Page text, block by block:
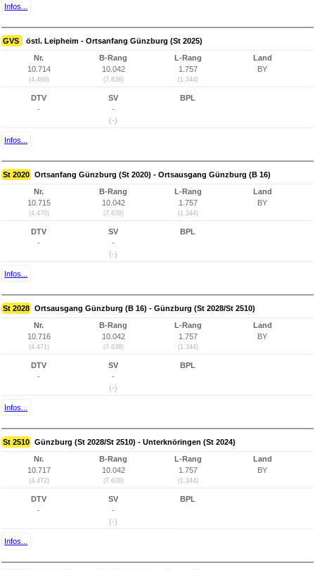
Infos...
GVS östl. Leipheim - Ortsanfang Günzburg (St 2025)
Nr.
10.714
(4.469)
B-Rang
10.042
(7.638)
L-Rang
1.757
(1.344)
Land
BY
DTV
-
SV
-
(-)
BPL
Infos...
St 2020 Ortsanfang Günzburg (St 2020) - Ortsausgang Günzburg (B 16)
Nr.
10.715
(4.470)
B-Rang
10.042
(7.638)
L-Rang
1.757
(1.344)
Land
BY
DTV
-
SV
-
(-)
BPL
Infos...
St 2028 Ortsausgang Günzburg (B 16) - Günzburg (St 2028/St 2510)
Nr.
10.716
(4.471)
B-Rang
10.042
(7.638)
L-Rang
1.757
(1.344)
Land
BY
DTV
-
SV
-
(-)
BPL
Infos...
St 2510 Günzburg (St 2028/St 2510) - Unterknöringen (St 2024)
Nr.
10.717
(4.472)
B-Rang
10.042
(7.638)
L-Rang
1.757
(1.344)
Land
BY
DTV
-
SV
-
(-)
BPL
Infos...